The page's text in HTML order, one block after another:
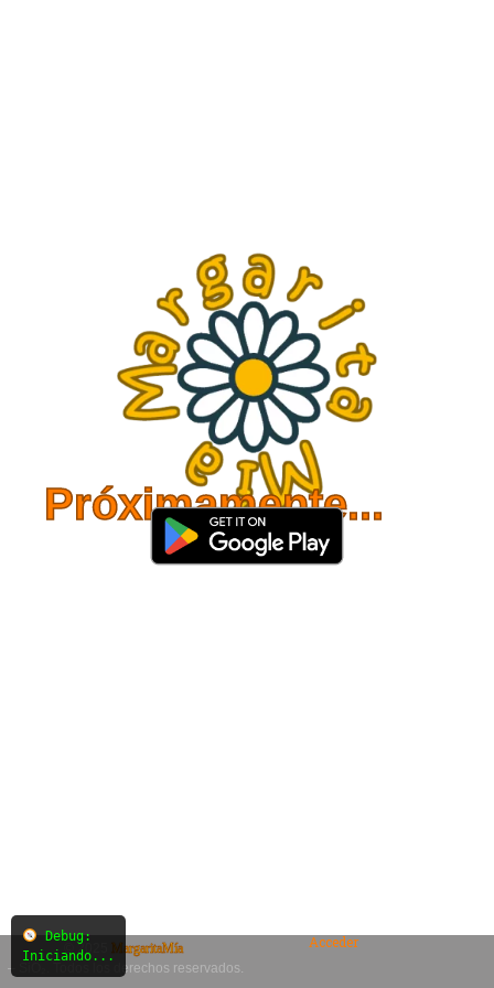
Próximamente...
© 2025
MargaritaMía
– SiO₂. Todos los derechos reservados.
Acceder
Debug:
Iniciando...